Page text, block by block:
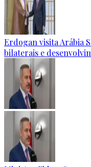
Erdogan visita Arábia
bilaterais e